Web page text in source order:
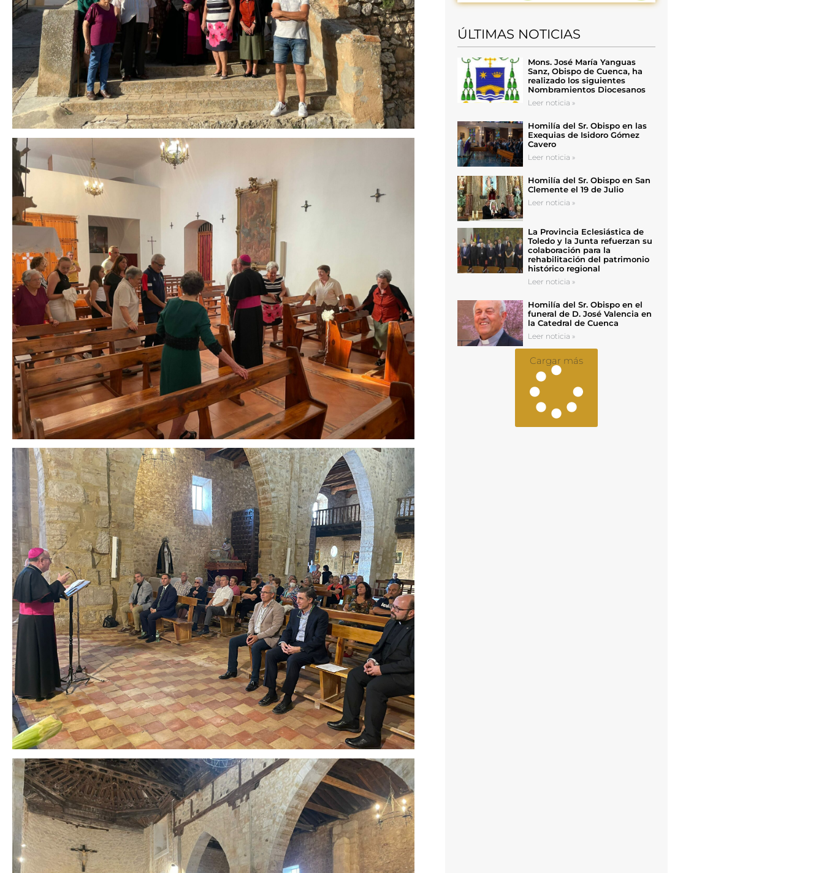
ÚLTIMAS NOTICIAS
Mons. José María Yanguas
Sanz, Obispo de Cuenca, ha
realizado los siguientes
Nombramientos Diocesanos
Leer noticia »
Homilía del Sr. Obispo en las
Exequias de Isidoro Gómez
Cavero
Leer noticia »
Homilía del Sr. Obispo en San
Clemente el 19 de Julio
Leer noticia »
La Provincia Eclesiástica de
Toledo y la Junta refuerzan su
colaboración para la
rehabilitación del patrimonio
histórico regional
Leer noticia »
Homilía del Sr. Obispo en el
funeral de D. José Valencia en
la Catedral de Cuenca
Leer noticia »
Cargar más